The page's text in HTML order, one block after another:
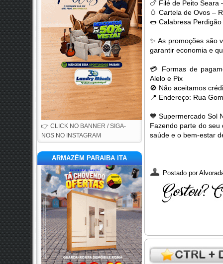
👉 CLICK NO BANNER / SIGA-
NOS NO INSTAGRAM
ARMAZÉM PARAIBA ITA
🍗 Filé de Peito Seara
🥚 Cartela de Ovos –
🌭 Calabresa
✨ As promoções são
garantir economia e
💳
Formas de
Alelo e Pix
🚫 Não aceitamos
📍 Endereço: Rua
🧡 Supermercado Sol
Fazendo parte do
saúde e o bem-estar
Postado por